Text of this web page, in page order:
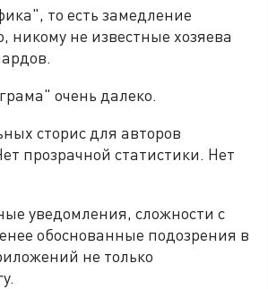
то есть замедление
никому не известные хозяева
очень далеко.
сторис для авторов
прозрачной статистики. Нет
уведомления, сложности с
обоснованные подозрения в
не только